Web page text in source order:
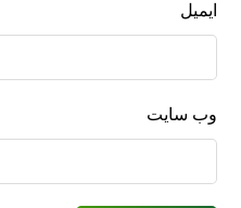
ایمیل
وب‌ سایت